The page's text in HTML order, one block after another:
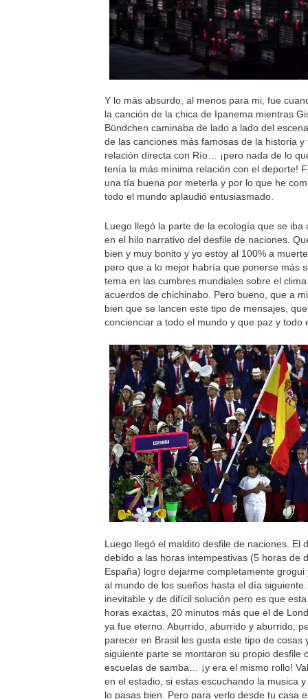
Y lo más absurdo, al menos para mi, fue
la canción de la chica de Ipanema mientras
Bündchen caminaba de lado a lado del
de las canciones más famosas de la historia y
relación directa con Río… ¡pero nada de lo
tenía la más mínima relación con el deporte!
una tía buena por meterla y por lo que he
todo el mundo aplaudió entusiasmado.
Luego llegó la parte de la ecología que se iba
en el hilo narrativo del desfile de naciones.
bien y muy bonito y yo estoy al 100% a
pero que a lo mejor habría que ponerse más
tema en las cumbres mundiales sobre el
acuerdos de chichinabo. Pero bueno, que a
bien que se lancen este tipo de mensajes,
concienciar a todo el mundo y que paz y todo
Luego llegó el maldito desfile de naciones. El
debido a las horas intempestivas (5 horas de
España) logro dejarme completamente grogui
al mundo de los sueños hasta el día
inevitable y de difícil solución pero es que
horas exactas, 20 minutos más que el de
ya fue eterno. Aburrido, aburrido y aburrido,
parecer en Brasil les gusta este tipo de cosas
siguiente parte se montaron su propio desfile
escuelas de samba… ¡y era el mismo rollo!
en el estadio, si estas escuchando la musica
lo pasas bien. Pero para verlo desde tu casa